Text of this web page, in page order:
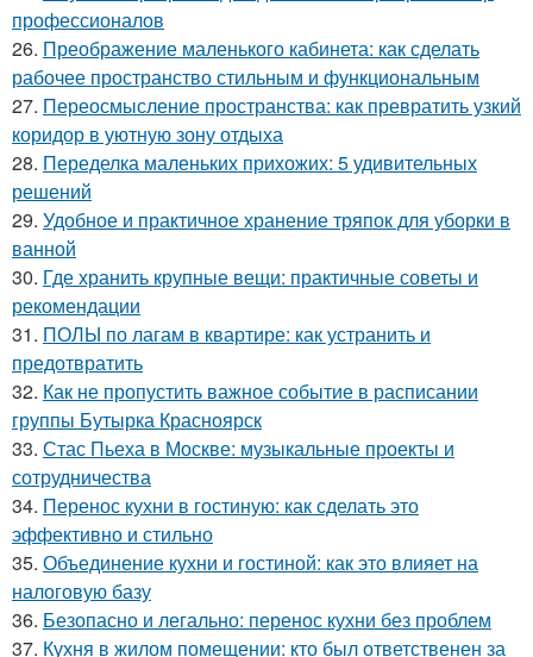
профессионалов
26. Преображение маленького кабинета: как сделать
рабочее пространство стильным и функциональным
27. Переосмысление пространства: как превратить узкий
коридор в уютную зону отдыха
28. Переделка маленьких прихожих: 5 удивительных
решений
29. Удобное и практичное хранение тряпок для уборки в
ванной
30. Где хранить крупные вещи: практичные советы и
рекомендации
31. ПОЛЫ по лагам в квартире: как устранить и
предотвратить
32. Как не пропустить важное событие в расписании
группы Бутырка Красноярск
33. Стас Пьеха в Москве: музыкальные проекты и
сотрудничества
34. Перенос кухни в гостиную: как сделать это
эффективно и стильно
35. Объединение кухни и гостиной: как это влияет на
налоговую базу
36. Безопасно и легально: перенос кухни без проблем
37. Кухня в жилом помещении: кто был ответственен за